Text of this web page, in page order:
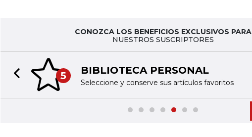
CONOZCA LOS BENEFICIOS EXCLUSIVOS PARA
NUESTROS SUSCRIPTORES
5 BIBLIOTECA PERSONAL
Seleccione y conserve sus artículos favoritos
Previous slide